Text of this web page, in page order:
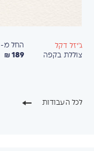
ג'יזל דקל
צוללת בקפה
החל מ-
189 ₪
לכל העבודות